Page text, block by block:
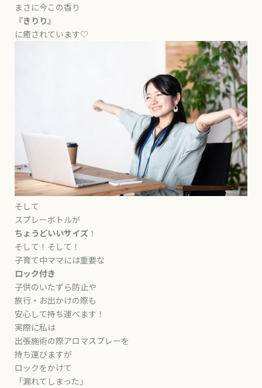
まさに今この香り
『きりり』
に癒されています♡
そして
スプレーボトルが
ちょうどいいサイズ ！
そして！そして！
子育て中ママには重要な
ロック付き
子供のいたずら防止や
旅行・お出かけの際も
安心して持ち運べます！
実際に私は
出張施術の際アロマスプレーを
持ち運びますが
ロックをかけて
「漏れてしまった」